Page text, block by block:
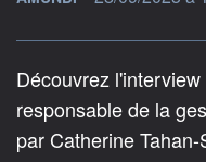
Découvrez
responsable de la
par Catherine Tahan-